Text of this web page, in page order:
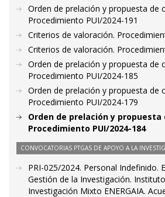
Orden de prelación y propuesta de
Procedimiento PUI/2024-191
Criterios de valoración.
Criterios de valoración.
Orden de prelación y propuesta de
Procedimiento PUI/2024-185
Orden de prelación y propuesta de
Procedimiento PUI/2024-179
Orden de prelación y
Procedimiento PUI/2024-184
CONVOCATORIAS PTGAS DE APOYO A LA
PRI-025/2024. Personal Indefinido.
Gestión de la Investigación.
Investigación Mixto ENERGAIA.